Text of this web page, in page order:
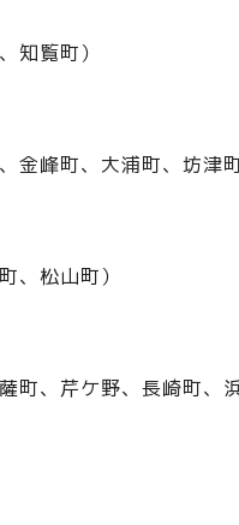
知覧町）
金峰町、大浦町、坊津町
、松山町）
町、芹ケ野、長崎町、